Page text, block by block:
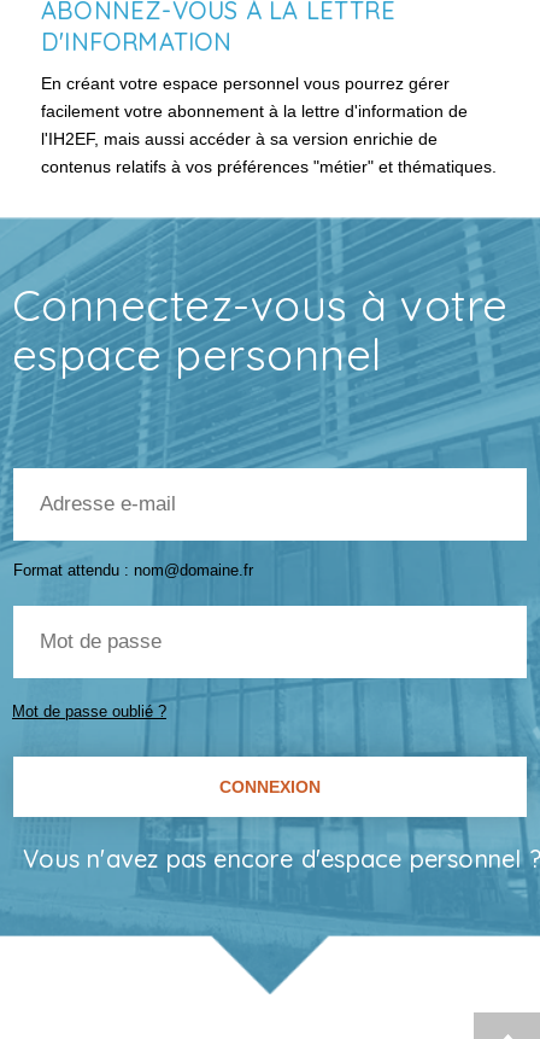
ABONNEZ-VOUS À LA LETTRE
D'INFORMATION
En créant votre espace personnel vous pourrez gérer
facilement votre abonnement à la lettre d'information de
l'IH2EF, mais aussi accéder à sa version enrichie de
contenus relatifs à vos préférences "métier" et thématiques.
Connectez-vous à votre
espace personnel
Format attendu : nom@domaine.fr
de
passe
Mot de passe oublié ?
Vous n'avez pas encore d'espace personnel ?